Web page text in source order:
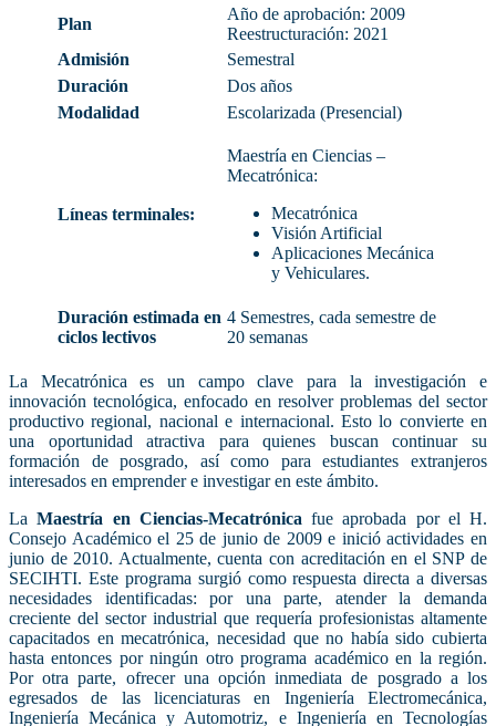
Plan
Año de aprobación: 2009
Reestructuración: 2021
Admisión
Semestral
Duración
Dos años
Modalidad
Escolarizada (Presencial)
Líneas terminales:
Maestría en Ciencias –
Mecatrónica:
Mecatrónica
Visión Artificial
Aplicaciones Mecánica
y Vehiculares.
Duración estimada en
ciclos lectivos
4 Semestres, cada semestre de
20 semanas
La Mecatrónica es un campo clave para la investigación e
innovación tecnológica, enfocado en resolver problemas del sector
productivo regional, nacional e internacional. Esto lo convierte en
una oportunidad atractiva para quienes buscan continuar su
formación de posgrado, así como para estudiantes extranjeros
interesados en emprender e investigar en este ámbito.
LaMaestría en Ciencias-Mecatrónica fue aprobada por el H.
Consejo Académico el 25 de junio de 2009 e inició actividades en
junio de 2010. Actualmente, cuenta con acreditación en el SNP de
SECIHTI. Este programa surgió como respuesta directa a diversas
necesidades identificadas: por una parte, atender la demanda
creciente del sector industrial que requería profesionistas altamente
capacitados en mecatrónica, necesidad que no había sido cubierta
hasta entonces por ningún otro programa académico en la región.
Por otra parte, ofrecer una opción inmediata de posgrado a los
egresados de las licenciaturas en Ingeniería Electromecánica,
Ingeniería Mecánica y Automotriz, e Ingeniería en Tecnologías